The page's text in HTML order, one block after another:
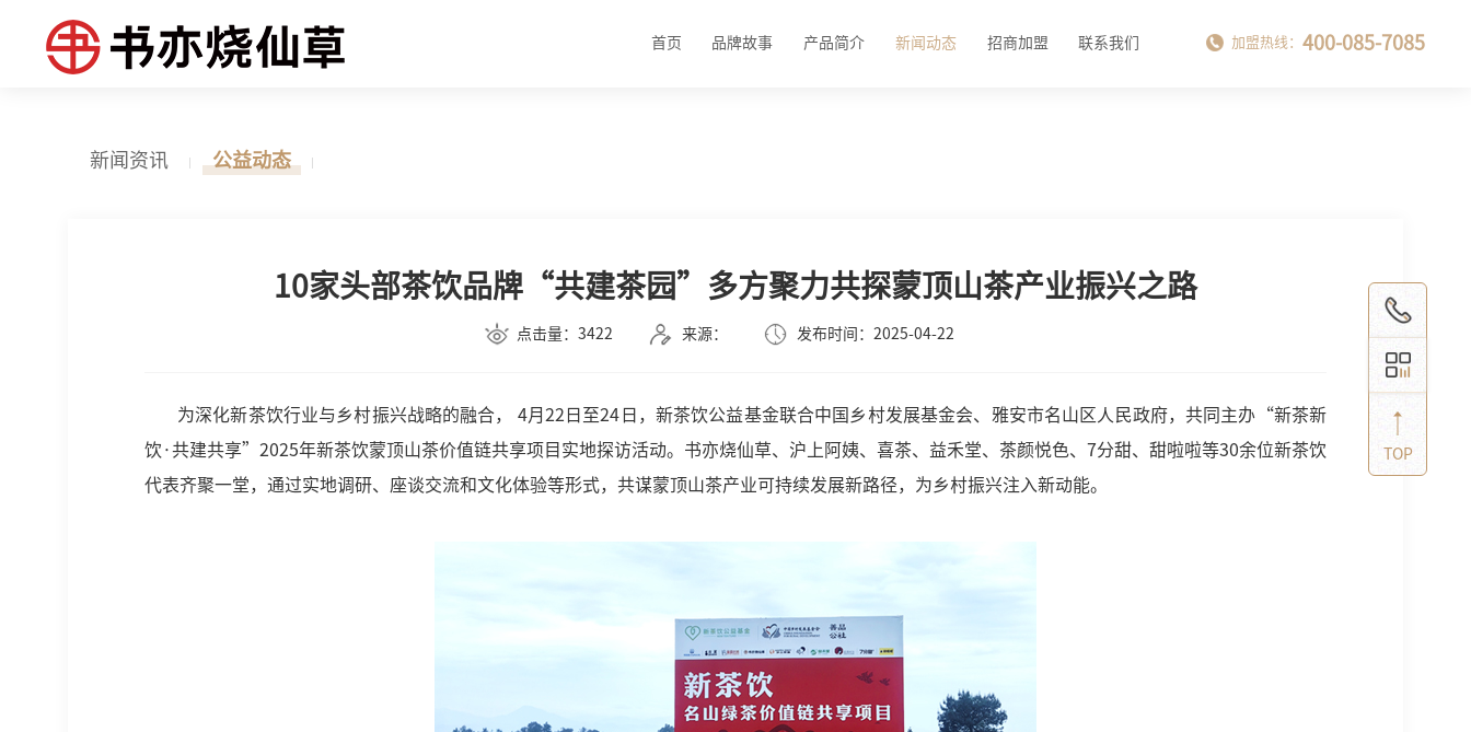
加盟热线：400-085-7085
首页 品牌故事 产品简介 新闻动态 招商加盟 联系我们
新闻资讯 公益动态
10家头部茶饮品牌“共建茶园”多方聚力共探蒙顶山茶产业振兴之路
点击量：3422 来源： 发布时间：2025-04-22
为深化新茶饮行业与乡村振兴战略的融合， 4月22日至24日，新茶饮公益基金联合中国乡村发展基金会、雅安市名山区人民政府，共同主办“新茶新
饮·共建共享”2025年新茶饮蒙顶山茶价值链共享项目实地探访活动。书亦烧仙草、沪上阿姨、喜茶、益禾堂、茶颜悦色、7分甜、甜啦啦等30余位新茶饮
代表齐聚一堂，通过实地调研、座谈交流和文化体验等形式，共谋蒙顶山茶产业可持续发展新路径，为乡村振兴注入新动能。
TOP